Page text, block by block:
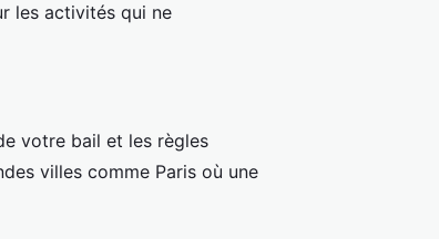
les activités qui ne
votre bail et les règles
villes comme Paris où une